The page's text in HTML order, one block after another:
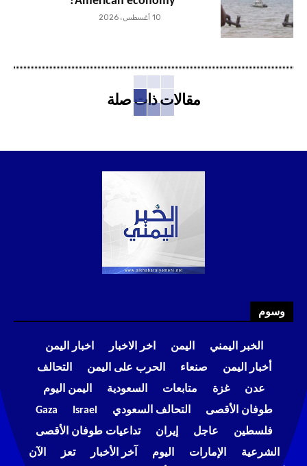
10 أغسطس، 2026
مقالات ذات صلة
وسوم
الخبر اليمني اليمن اخر الاخبار
اخبار اليمن
أخبار اليمن
صنعاء الحرب على اليمن
التحالف
عدن
غزة متابعات السعودية
اليمن اليوم
طوفان الأقصى
التحالف السعودي Israel
Gaza
فلسطين
عاجل إيران
تداعيات طوفان الأقصى
الشرعية
الإمارات اليوم آخر الأخبار تعز الآن